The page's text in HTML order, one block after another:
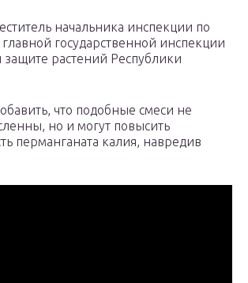
начальника инспекции по
государственной инспекции
защите растений Республики
что подобные смеси не
но и могут повысить
перманганата калия, навредив